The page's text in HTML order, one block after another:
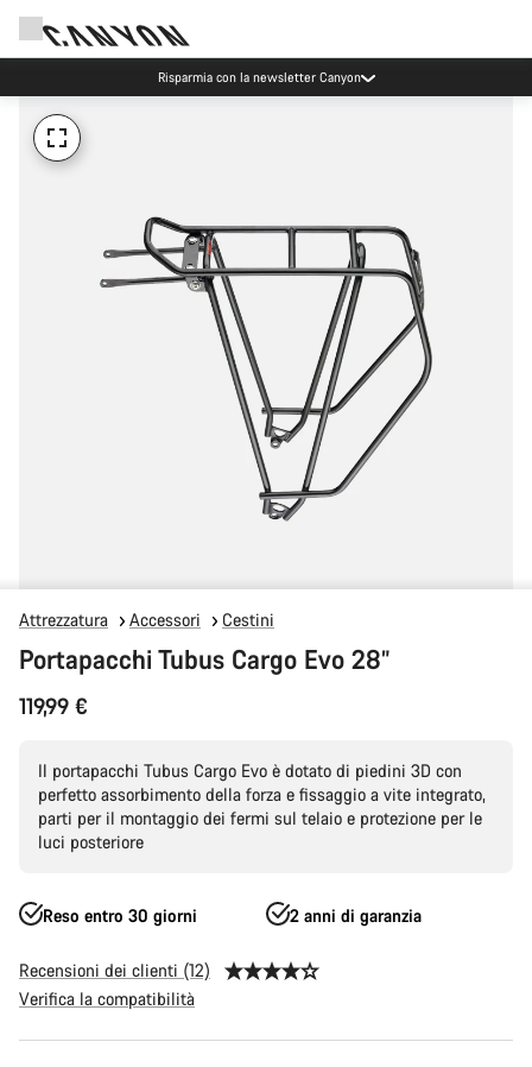
Risparmia con la newsletter Canyon
Attrezzatura Accessori Cestini
Portapacchi Tubus Cargo Evo 28”
119,99 €
Il portapacchi Tubus Cargo Evo è dotato di piedini 3D con
perfetto assorbimento della forza e fissaggio a vite integrato,
parti per il montaggio dei fermi sul telaio e protezione per le
luci posteriore
Reso entro 30 giorni 2 anni di garanzia
Recensioni dei clienti (12)
Verifica la compatibilità